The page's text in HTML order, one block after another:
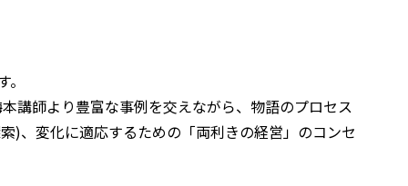
講師より豊富な事例を交えながら、物語のプロセス
)、変化に適応するための「両利きの経営」のコンセ